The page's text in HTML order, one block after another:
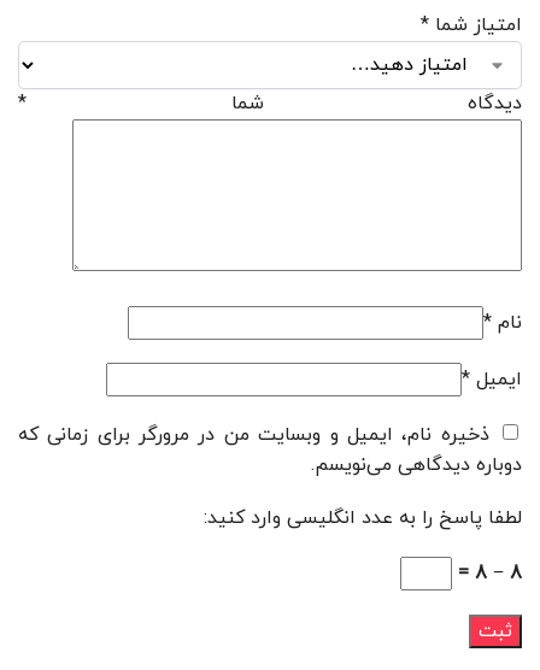
امتیاز شما *
دیدگاه شما *
نام *
ایمیل *
ذخیره نام، ایمیل و وبسایت من در مرورگر برای زمانی که
دوباره دیدگاهی می‌نویسم.
لطفا پاسخ را به عدد انگلیسی وارد کنید:
8 − 8 =